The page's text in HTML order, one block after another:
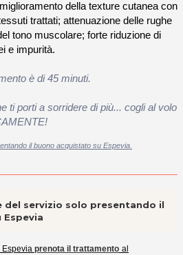
della texture cutanea con
trattati; attenuazione delle rughe
tono muscolare; forte riduzione di
e impurità.
è di 45 minuti.
ti porti a sorridere di più... cogli al volo
il buono acquistato su Espevia.
del servizio solo presentando il
Espevia prenota il trattamento al